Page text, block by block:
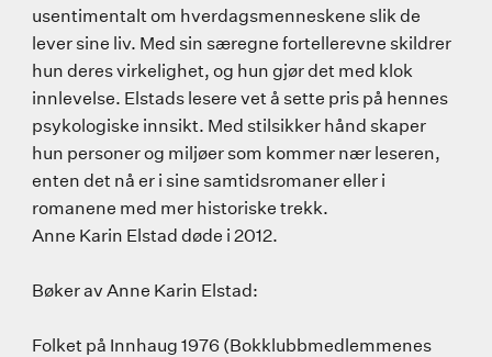
usentimentalt om hverdagsmenneskene slik de
lever sine liv. Med sin særegne fortellerevne skildrer
hun deres virkelighet, og hun gjør det med klok
innlevelse. Elstads lesere vet å sette pris på hennes
psykologiske innsikt. Med stilsikker hånd skaper
hun personer og miljøer som kommer nær leseren,
enten det nå er i sine samtidsromaner eller i
romanene med mer historiske trekk.
Anne Karin Elstad døde i 2012.
Bøker av Anne Karin Elstad:
Folket på Innhaug 1976 (Bokklubbmedlemmenes